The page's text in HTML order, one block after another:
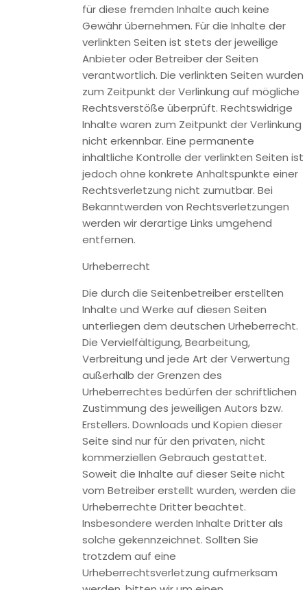
von Rechtsverletzungen werden wir derartige Links
umgehend entfernen.
Die durch die Seitenbetreiber erstellten Inhalte und Werke
auf diesen Seiten unterliegen dem deutschen
Urheberrecht. Die Vervielfältigung, Bearbeitung, Verbreitung
und jede Art der Verwertung außerhalb der Grenzen des
Urheberrechtes bedürfen der schriftlichen Zustimmung des
jeweiligen Autors bzw. Erstellers. Downloads und Kopien
dieser Seite sind nur für den privaten, nicht kommerziellen
Gebrauch gestattet. Soweit die Inhalte auf dieser Seite
nicht vom Betreiber erstellt wurden, werden die
Urheberrechte Dritter beachtet. Insbesondere werden
Inhalte Dritter als solche gekennzeichnet. Sollten Sie
trotzdem auf eine Urheberrechtsverletzung aufmerksam
Bekanntwerden von Rechtsverletzungen werden wir
derartige Inhalte umgehend entfernen.
Datenschutzerklärung
1. Datenschutz auf einen Blick
Allgemeine Hinweise
Die folgenden Hinweise geben einen einfachen Überblick
darüber, was mit Ihren personenbezogenen Daten passiert,
wenn Sie unsere Website besuchen. Personenbezogene
Daten sind alle Daten, mit denen Sie persönlich identifiziert
werden können. Ausführliche Informationen zum Thema
Datenschutz entnehmen Sie unserer unter diesem Text
aufgeführten Datenschutzerklärung.
Datenerfassung auf unserer Website
Wer ist verantwortlich für die Datenerfassung auf dieser
Die Datenverarbeitung auf dieser Website erfolgt durch
den Websitebetreiber. Dessen Kontaktdaten können Sie
dem Impressum dieser Website entnehmen.